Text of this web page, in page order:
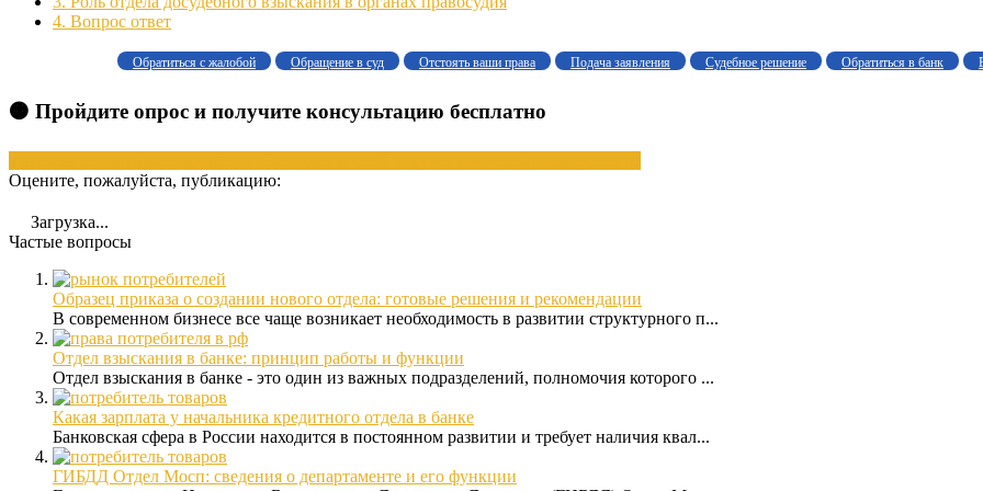
4. Вопрос ответ
Обратиться с жалобой Обращение в суд Отстоять ваши права Подача заявления Судебное решение Обратиться в банк
🟠 Пройдите опрос и получите консультацию бесплатно
Оцените, пожалуйста, публикацию:
Загрузка...
Частые вопросы
Образец приказа о создании нового отдела: готовые решения и рекомендации
В современном бизнесе все чаще возникает необходимость в развитии структурного п...
Отдел взыскания в банке: принцип работы и функции
Отдел взыскания в банке - это один из важных подразделений, полномочия которого ...
Какая зарплата у начальника кредитного отдела в банке
Банковская сфера в России находится в постоянном развитии и требует наличия квал...
ГИБДД Отдел Мосп: сведения о департаменте и его функции